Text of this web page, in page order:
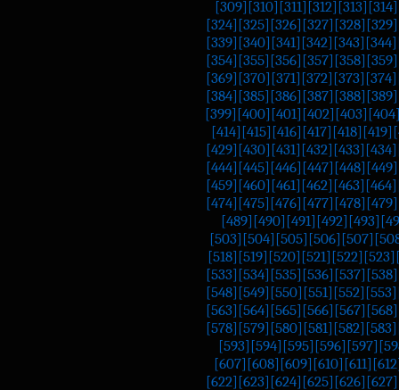
[309] [310] [311] [312] [313] [314]
[324] [325] [326] [327] [328] [329]
[339] [340] [341] [342] [343] [344]
[354] [355] [356] [357] [358] [359]
[369] [370] [371] [372] [373] [374]
[384] [385] [386] [387] [388] [389]
[399] [400] [401] [402] [403]
[414] [415] [416] [417] [418] [419]
[429] [430] [431] [432] [433] [434]
[444] [445] [446] [447] [448] [449]
[459] [460] [461] [462] [463] [464]
[474] [475] [476] [477] [478] [479]
[489] [490] [491] [492] [493]
[503] [504] [505] [506] [507]
[518] [519] [520] [521] [522] [523]
[533] [534] [535] [536] [537] [538]
[548] [549] [550] [551] [552] [553]
[563] [564] [565] [566] [567] [568]
[578] [579] [580] [581] [582] [583]
[593] [594] [595] [596] [597]
[607] [608] [609] [610] [611]
[622] [623] [624] [625] [626] [627]